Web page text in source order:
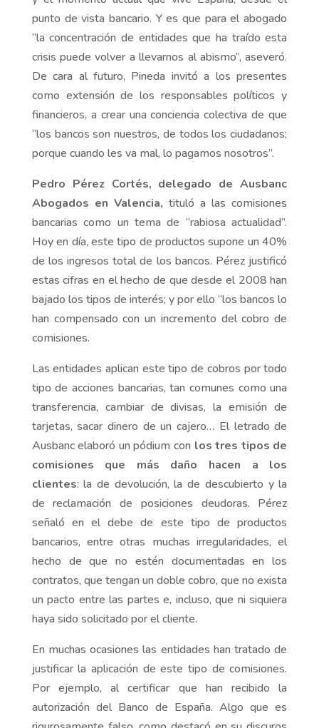
punto de vista bancario. Y es que para el abogado
“la concentración de entidades que ha traído esta
crisis puede volver a llevarnos al abismo”, aseveró.
De cara al futuro, Pineda invitó a los presentes
como extensión de los responsables políticos y
financieros, a crear una conciencia colectiva de que
“los bancos son nuestros, de todos los ciudadanos;
porque cuando les va mal, lo pagamos nosotros”.
Pedro Pérez Cortés, delegado de Ausbanc
Abogados en Valencia, tituló a las comisiones
bancarias como un tema de “rabiosa actualidad”.
Hoy en día, este tipo de productos supone un 40%
de los ingresos total de los bancos. Pérez justificó
estas cifras en el hecho de que desde el 2008 han
bajado los tipos de interés; y por ello “los bancos lo
han compensado con un incremento del cobro de
comisiones.
Las entidades aplican este tipo de cobros por todo
tipo de acciones bancarias, tan comunes como una
transferencia, cambiar de divisas, la emisión de
tarjetas, sacar dinero de un cajero… El letrado de
Ausbanc elaboró un pódium con lostres tipos de
comisiones que más daño hacen a los
clientes: la de devolución, la de descubierto y la
de reclamación de posiciones deudoras. Pérez
señaló en el debe de este tipo de productos
bancarios, entre otras muchas irregularidades, el
hecho de que no estén documentadas en los
contratos, que tengan un doble cobro, que no exista
un pacto entre las partes e, incluso, que ni siquiera
haya sido solicitado por el cliente.
En muchas ocasiones las entidades han tratado de
justificar la aplicación de este tipo de comisiones.
Por ejemplo, al certificar que han recibido la
autorización del Banco de España. Algo que es